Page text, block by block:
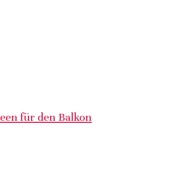
für den Balkon